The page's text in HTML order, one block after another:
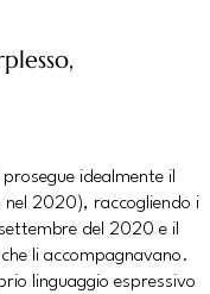
idealmente il
nel 2020), raccogliendo i
del 2020 e il
li accompagnavano.
linguaggio espressivo